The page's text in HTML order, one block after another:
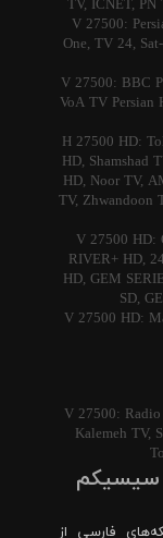
TV, ICNET, PN
11958 V 27500:
One, TV 24,
11996 V 27500:
VoA TV Persian
12015 H 27500
HD, Shamshad
HD, Noor TV,
TV, Zhwandoon
12034 V
RIVER+ HD,
HD, GEM
SD,
12073 V 27500
12594 V 27500:
Kalemeh TV,
سیسیکم
فارسی از